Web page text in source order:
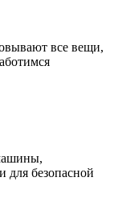
все вещи,
для безопасной